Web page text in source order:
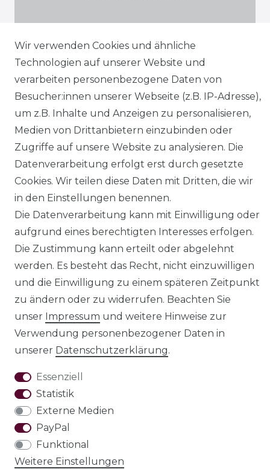
SHOP
MEIN KONTO
SERVICE
Holzenplotz
Impressum Daten­schutz­erklärung
Wir verwenden Cookies und ähnliche
Technologien auf unserer Website und
verarbeiten personenbezogene Daten von
Besucher:innen unserer Webseite (z.B. IP-Adresse),
um z.B. Inhalte und Anzeigen zu personalisieren,
Medien von Drittanbietern einzubinden oder
Zugriffe auf unsere Website zu analysieren. Die
Datenverarbeitung erfolgt erst durch gesetzte
Cookies. Wir teilen diese Daten mit Dritten, die wir
in den Einstellungen benennen.
Die Datenverarbeitung kann mit Einwilligung oder
aufgrund eines berechtigten Interesses erfolgen.
Die Zustimmung kann erteilt oder abgelehnt
werden. Es besteht das Recht, nicht einzuwilligen
und die Einwilligung zu einem späteren Zeitpunkt
zu ändern oder zu widerrufen. Beachten Sie
unser Impressum und weitere Hinweise zur
Verwendung personenbezogener Daten in
unserer Daten­schutz­erklärung.
Essenziell
Statistik
Externe Medien
PayPal
Funktional
Weitere Einstellungen